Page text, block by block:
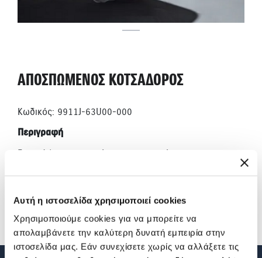
Αυτή η ιστοσελίδα χρησιμοποιεί cookies
Χρησιμοποιούμε cookies για να μπορείτε να
απολαμβάνετε την καλύτερη δυνατή εμπειρία στην
ιστοσελίδα μας. Εάν συνεχίσετε χωρίς να αλλάξετε τις
ΑΠΟΣΠΩΜΕΝΟΣ ΚΟΤΣΑΔΟΡΟΣ
Κωδικός: 9911J-63U00-000
Περιγραφή
Για τρέιλερ και συστήματα μεταφοράς
Μέγιστο βάρος φόρτωσης 75kg